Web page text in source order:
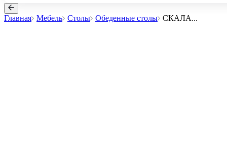
Главная Мебель Столы Обеденные столы СКАЛА...